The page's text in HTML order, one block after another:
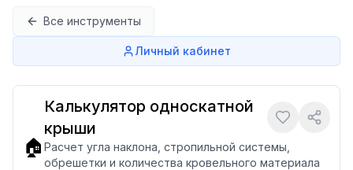
Все инструменты
Личный кабинет
🏠
Калькулятор односкатной
крыши
Расчет угла наклона, стропильной системы,
обрешетки и количества кровельного материала